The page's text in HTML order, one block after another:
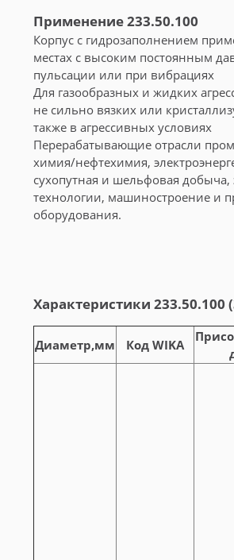
Применение 233.50.100
Корпус с гидрозаполнением
местах с высоким постоянным
пульсации или при вибрациях
Для газообразных и жидких
не сильно вязких или
также в агрессивных условиях
Перерабатывающие отрасли
химия/нефтехимия,
сухопутная и шельфовая добыча,
технологии, машиностроение и
оборудования.
Характеристики 233.50.100
Диаметр,мм Код WIKA